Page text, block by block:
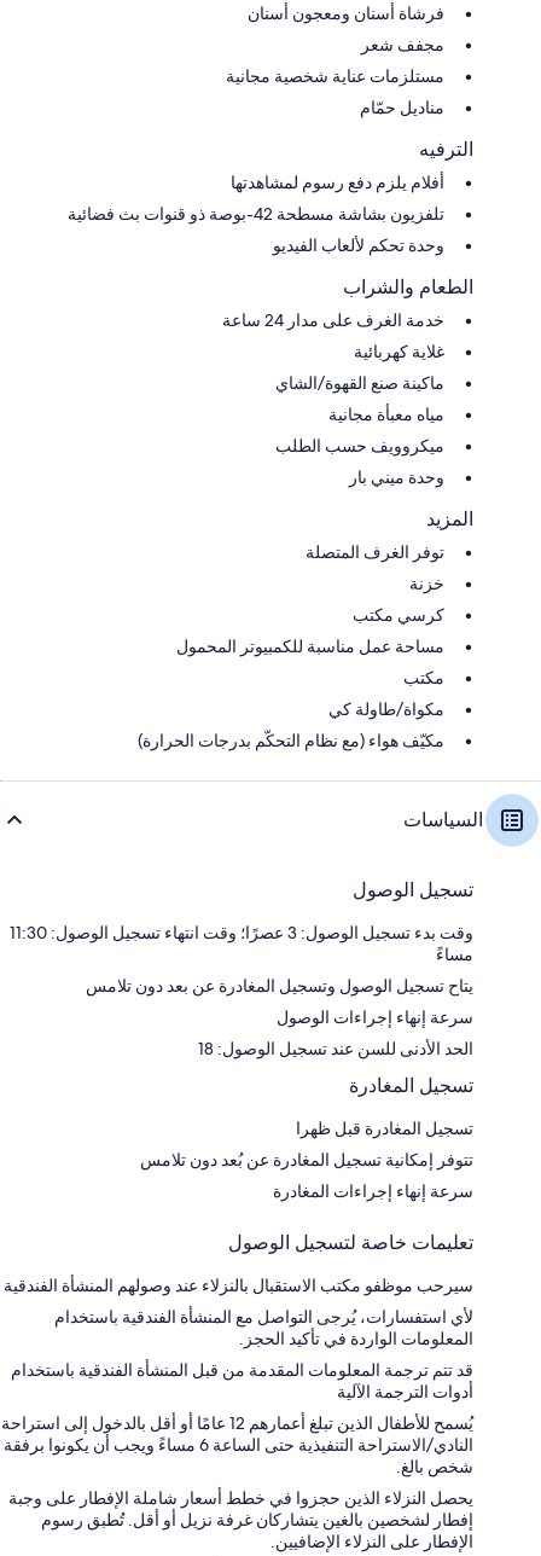
فرشاة أسنان ومعجون أسنان
مجفف شعر
مستلزمات عناية شخصية مجانية
مناديل حمّام
الترفيه
أفلام يلزم دفع رسوم لمشاهدتها
تلفزيون بشاشة مسطحة 42-بوصة ذو قنوات بث فضائية
وحدة تحكم لألعاب الفيديو
الطعام والشراب
خدمة الغرف على مدار 24 ساعة
غلاية كهربائية
ماكينة صنع القهوة/الشاي
مياه معبأة مجانية
ميكروويف حسب الطلب
وحدة ميني بار
المزيد
توفر الغرف المتصلة
خزنة
كرسي مكتب
مساحة عمل مناسبة للكمبيوتر المحمول
مكتب
مكواة/طاولة كي
مكيّف هواء (مع نظام التحكّم بدرجات الحرارة)
السياسات
تسجيل الوصول
وقت بدء تسجيل الوصول: 3 عصرًا؛ وقت انتهاء تسجيل الوصول: 11:30
مساءً
يتاح تسجيل الوصول وتسجيل المغادرة عن بعد دون تلامس
سرعة إنهاء إجراءات الوصول
الحد الأدنى للسن عند تسجيل الوصول: 18
تسجيل المغادرة
تسجيل المغادرة قبل ظهرا
تتوفر إمكانية تسجيل المغادرة عن بُعد دون تلامس
سرعة إنهاء إجراءات المغادرة
تعليمات خاصة لتسجيل الوصول
سيرحب موظفو مكتب الاستقبال بالنزلاء عند وصولهم المنشأة الفندقية
لأي استفسارات، يُرجى التواصل مع المنشأة الفندقية باستخدام
المعلومات الواردة في تأكيد الحجز.
قد تتم ترجمة المعلومات المقدمة من قبل المنشأة الفندقية باستخدام
أدوات الترجمة الآلية
يُسمح للأطفال الذين تبلغ أعمارهم 12 عامًا أو أقل بالدخول إلى استراحة
النادي/الاستراحة التنفيذية حتى الساعة 6 مساءً ويجب أن يكونوا برفقة
شخص بالغ.
يحصل النزلاء الذين حجزوا في خطط أسعار شاملة الإفطار على وجبة
إفطار لشخصين بالغين يتشاركان غرفة نزيل أو أقل. تُطبق رسوم
الإفطار على النزلاء الإضافيين.